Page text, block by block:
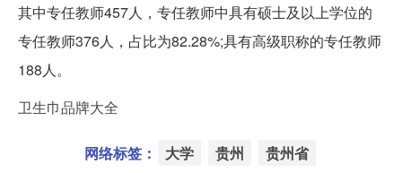
其中专任教师457人，专任教师中具有硕士及以上学位的
专任教师376人，占比为82.28%;具有高级职称的专任教师
188人。
卫生巾品牌大全
网络标签： 大学 贵州 贵州省